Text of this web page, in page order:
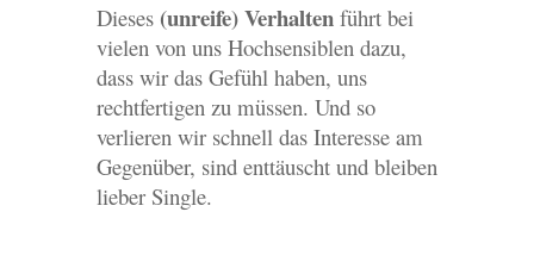
Dieses (unreife) Verhaltenführt bei
vielen von uns Hochsensiblen dazu,
dass wir das Gefühl haben, uns
rechtfertigen zu müssen. Und so
verlieren wir schnell das Interesse am
Gegenüber, sind enttäuscht und bleiben
lieber Single.